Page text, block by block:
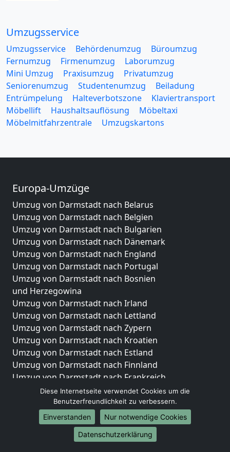
Umzugsservice
Umzugsservice Behördenumzug
Büroumzug
Fernumzug
Firmenumzug
Laborumzug
Mini Umzug
Praxisumzug
Privatumzug
Seniorenumzug
Studentenumzug
Beiladung
Entrümpelung
Halteverbotszone
Klaviertransport
Möbellift
Haushaltsauflösung
Möbeltaxi
Möbelmitfahrzentrale
Umzugskartons
Europa-Umzüge
Umzug von Darmstadt nach Belarus
Umzug von Darmstadt nach Belgien
Umzug von Darmstadt nach Bulgarien
Umzug von Darmstadt nach Dänemark
Umzug von Darmstadt nach England
Umzug von Darmstadt nach Portugal
Umzug von Darmstadt nach Bosnien
und Herzegowina
Umzug von Darmstadt nach Irland
Umzug von Darmstadt nach Lettland
Umzug von Darmstadt nach Zypern
Umzug von Darmstadt nach Kroatien
Umzug von Darmstadt nach Estland
Umzug von Darmstadt nach Finnland
Umzug von Darmstadt nach Frankreich
Umzug von Darmstadt nach Griechenland
Umzug von Darmstadt nach Italien
Umzug von Darmstadt nach Liechtenstein
Umzug von Darmstadt nach Luxemburg
Umzug von Darmstadt nach Niederlande
Diese Internetseite verwendet Cookies um die
Benutzerfreundlichkeit zu verbessern.
Einverstanden
Nur notwendige Cookies
Datenschutzerklärung